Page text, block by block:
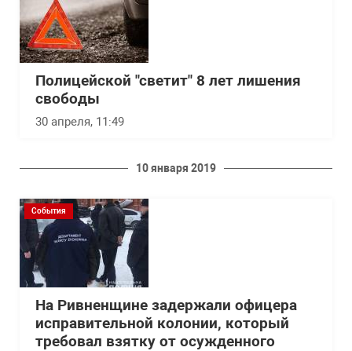
Полицейской "светит" 8 лет лишения
свободы
30 апреля, 11:49
10 января 2019
События
На Ривненщине задержали офицера
исправительной колонии, который
требовал взятку от осужденного